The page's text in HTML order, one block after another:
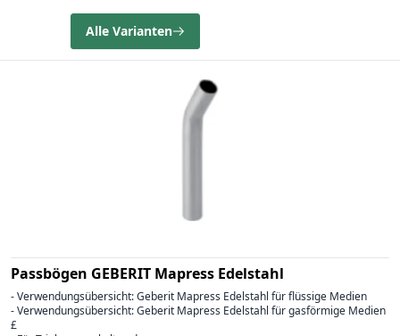
Alle Varianten
Passbögen GEBERIT Mapress Edelstahl
- Verwendungsübersicht: Geberit Mapress Edelstahl für flüssige Medien
- Verwendungsübersicht: Geberit Mapress Edelstahl für gasförmige Medien
£